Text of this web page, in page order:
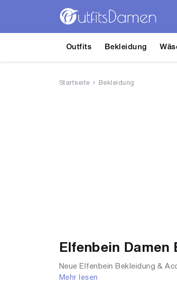
Outfits Bekleidung
Startseite Bekleidung
Elfenbein Damen
Neue Elfenbein Bekleidung &
T-Shirts, Accessoires,
Mehr lesen